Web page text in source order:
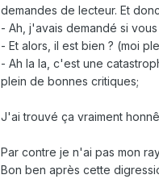
demandes de lecteur. Et
- Ah, j'avais demandé si
- Et alors, il est bien ? (moi
- Ah la la, c'est une
plein de bonnes critiques;
J'ai trouvé ça vraiment
Par contre je n'ai pas mon
Bon ben après cette